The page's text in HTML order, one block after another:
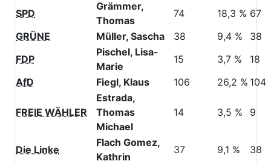
SPD
Grämmer,
Thomas
74 18,3 % 67
GRÜNE
Müller, Sascha 38 9,4 %
38
FDP
Pischel, Lisa-
Marie
15 3,7 %
18
AfD
Fiegl, Klaus 106 26,2 % 104
FREIE WÄHLER
Estrada,
Thomas
Michael
14 3,5 % 9
Die Linke
Flach Gomez,
Kathrin
37 9,1 %
38